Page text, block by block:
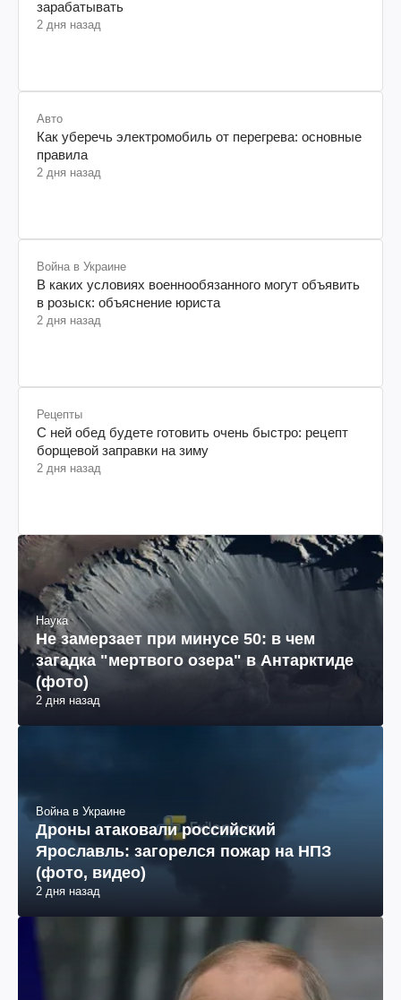
зарабатывать
2 дня назад
Авто
Как уберечь электромобиль от перегрева: основные
правила
2 дня назад
Война в Украине
В каких условиях военнообязанного могут объявить
в розыск: объяснение юриста
2 дня назад
Рецепты
С ней обед будете готовить очень быстро: рецепт
борщевой заправки на зиму
2 дня назад
Наука
Не замерзает при минусе 50: в чем
загадка "мертвого озера" в Антарктиде
(фото)
2 дня назад
Война в Украине
Дроны атаковали российский
Ярославль: загорелся пожар на НПЗ
(фото, видео)
2 дня назад